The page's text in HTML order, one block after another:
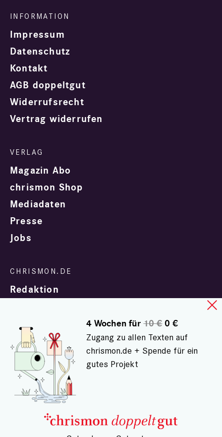
Impressum
Datenschutz
Kontakt
AGB doppeltgut
Widerrufsrecht
Vertrag widerrufen
Magazin Abo
chrismon Shop
Mediadaten
Presse
Jobs
Redaktion
In Zusammenarbeit mit
© chrismon.de 2001 - 2026
Alle Rechte vorbehalten.
4 Wochen für10 €0 €
Zugang zu allen Texten auf
chrismon.de + Spende für ein
gutes Projekt